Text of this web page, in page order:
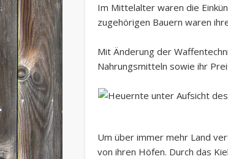
Im Mittelalter waren die
zugehörigen Bauern waren
Mit Änderung der
Nahrungsmitteln sowie ihr
Um über immer mehr Land
von ihren Höfen. Durch das